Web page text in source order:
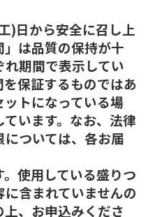
)日から安全に召し上
は品質の保持が十
期間で表示してい
保証するものではあ
トになっている場
います。なお、法律
ついては、各お届
使用している盛りつ
含まれていませんの
、お申込みくださ